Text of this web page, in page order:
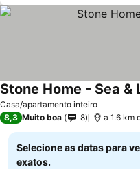
Casa/apartamento inteiro
Stone Home - Sea &
8,3 Muito boa 8 a 1.6 km
Selecione as datas para
exatos.